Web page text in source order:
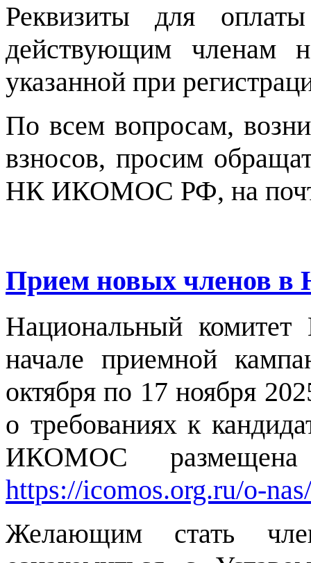
Реквизиты для
действующим членам
указанной при
По всем вопросам,
взносов, просим
НК ИКОМОС РФ, на
Прием новых членов
Национальный
начале приемной
октября по 17 ноября
о требованиях к
ИКОМОС
https://icomos.org.ru/o-
Желающим стать